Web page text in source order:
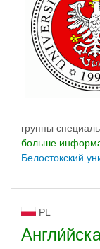
группы
больше
Белостокский
PL